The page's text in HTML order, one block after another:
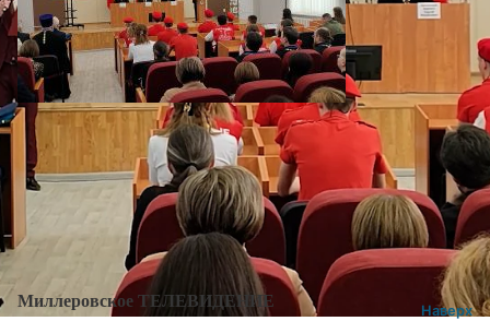
Категории: Новости ,Новости города и района
Добавить комментарий
Миллеровское ТЕЛЕВИДЕНИЕ Наверх